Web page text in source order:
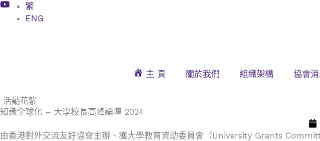
Skip
繁
ENG
主 頁 關於我們 組織架構 協會
活動花絮
知識全球化 – 大學校長高峰論壇 2024
由香港對外交流友好協會主辦、獲大學教育資助委員會（University Grants